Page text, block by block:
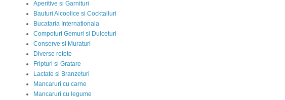
Aperitive si Garnituri
Bauturi Alcoolice si Cocktailuri
Bucataria Internationala
Compoturi Gemuri si Dulceturi
Conserve si Muraturi
Diverse retete
Fripturi si Gratare
Lactate si Branzeturi
Mancaruri cu carne
Mancaruri cu legume